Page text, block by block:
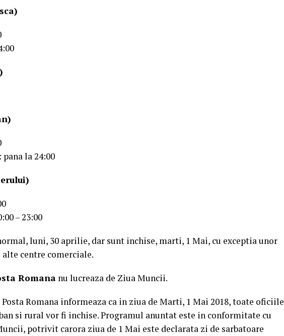
la 24:00
– 23:00
luni, 30 aprilie, dar sunt inchise, marti, 1 Mai, cu exceptia unor
centre comerciale.
Romana nu lucreaza de Ziua Muncii.
Romana informeaza ca in ziua de Marti, 1 Mai 2018, toate oficiile
si rural vor fi inchise. Programul anuntat este in conformitate cu
potrivit carora ziua de 1 Mai este declarata zi de sarbatoare